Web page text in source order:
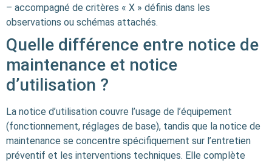
– accompagné de critères « X » définis dans les
observations ou schémas attachés.
Quelle différence entre notice de
maintenance et notice
d’utilisation ?
La notice d’utilisation couvre l’usage de l’équipement
(fonctionnement, réglages de base), tandis que la notice de
maintenance se concentre spécifiquement sur l’entretien
préventif et les interventions techniques. Elle complète